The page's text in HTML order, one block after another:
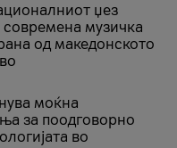
џез
современа музичка
од македонското
моќна
за поодговорно
во